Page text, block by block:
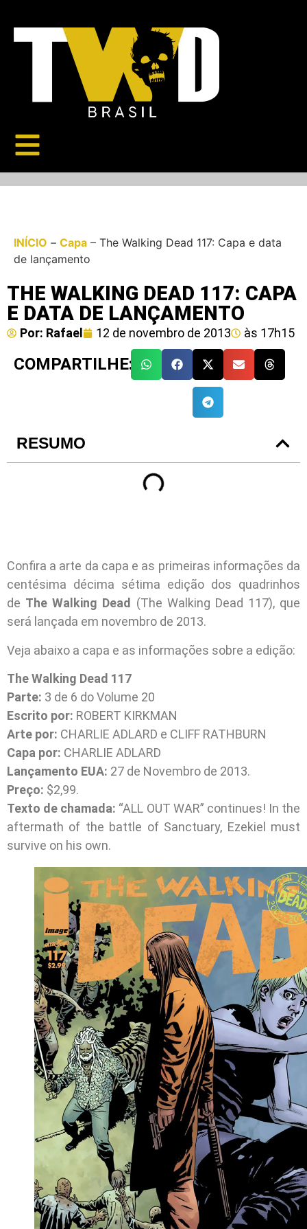
INÍCIO – Capa – The Walking Dead 117: Capa e data
de lançamento
THE WALKING DEAD 117: CAPA
E DATA DE LANÇAMENTO
Por: Rafael 12 de novembro de 2013 às 17h15
COMPARTILHE:
RESUMO
Confira a arte da capa e as primeiras informações da
centésima décima sétima edição dos quadrinhos
de The Walking Dead (The Walking Dead 117), que
será lançada em novembro de 2013.
Veja abaixo a capa e as informações sobre a edição:
The Walking Dead 117
Parte: 3 de 6 do Volume 20
Escrito por: ROBERT KIRKMAN
Arte por: CHARLIE ADLARD e CLIFF RATHBURN
Capa por: CHARLIE ADLARD
Lançamento EUA: 27 de Novembro de 2013.
Preço: $2,99.
Texto de chamada: “ALL OUT WAR” continues! In the
aftermath of the battle of Sanctuary, Ezekiel must
survive on his own.